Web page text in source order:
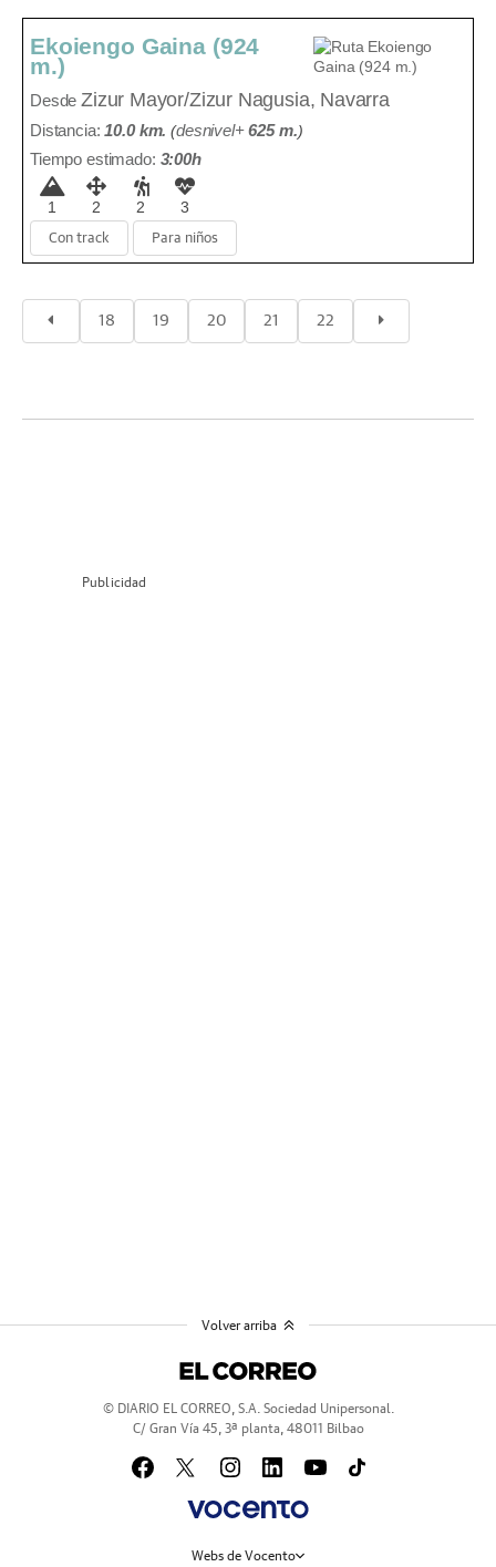
Ekoiengo Gaina (924
m.)
DesdeZizur Mayor/Zizur Nagusia, Navarra
Distancia:10.0 km. (desnivel+625 m.)
Tiempo estimado: 3:00h
1 2 2 3
Con track Para niños
18 19 20 21 22
Publicidad
© DIARIO EL CORREO, S.A. Sociedad Unipersonal.
C/ Gran Vía 45, 3ª planta, 48011 Bilbao
Webs de Vocento
Volver arriba